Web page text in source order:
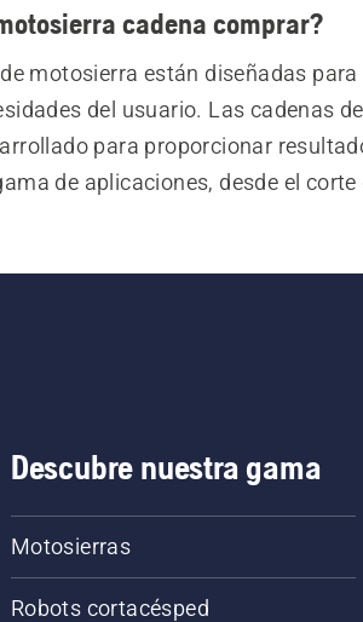
cadena comprar?
motosierra están diseñadas
del usuario. Las cadenas
para proporcionar
de aplicaciones, desde el corte
Descubre nuestra gama
Motosierras
Robots cortacésped